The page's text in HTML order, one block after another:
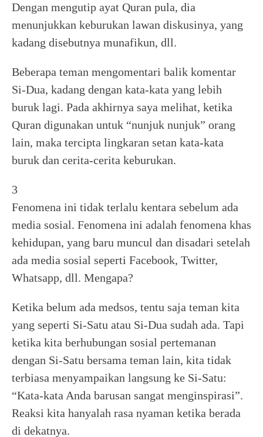
Dengan mengutip ayat Quran pula, dia
menunjukkan keburukan lawan diskusinya, yang
kadang disebutnya munafikun, dll.
Beberapa teman mengomentari balik komentar
Si-Dua, kadang dengan kata-kata yang lebih
buruk lagi. Pada akhirnya saya melihat, ketika
Quran digunakan untuk “nunjuk nunjuk” orang
lain, maka tercipta lingkaran setan kata-kata
buruk dan cerita-cerita keburukan.
3
Fenomena ini tidak terlalu kentara sebelum ada
media sosial. Fenomena ini adalah fenomena khas
kehidupan, yang baru muncul dan disadari setelah
ada media sosial seperti Facebook, Twitter,
Whatsapp, dll. Mengapa?
Ketika belum ada medsos, tentu saja teman kita
yang seperti Si-Satu atau Si-Dua sudah ada. Tapi
ketika kita berhubungan sosial pertemanan
dengan Si-Satu bersama teman lain, kita tidak
terbiasa menyampaikan langsung ke Si-Satu:
“Kata-kata Anda barusan sangat menginspirasi”.
Reaksi kita hanyalah rasa nyaman ketika berada
di dekatnya.